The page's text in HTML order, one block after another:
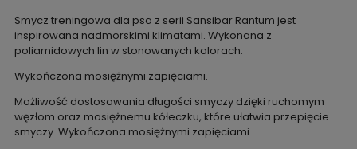
Smycz treningowa dla psa z serii Sansibar Rantum jest
inspirowana nadmorskimi klimatami. Wykonana z
poliamidowych lin w stonowanych kolorach.
Wykończona mosiężnymi zapięciami.
Możliwość dostosowania długości smyczy dzięki ruchomym
węzłom oraz mosiężnemu kółeczku, które ułatwia przepięcie
smyczy. Wykończona mosiężnymi zapięciami.